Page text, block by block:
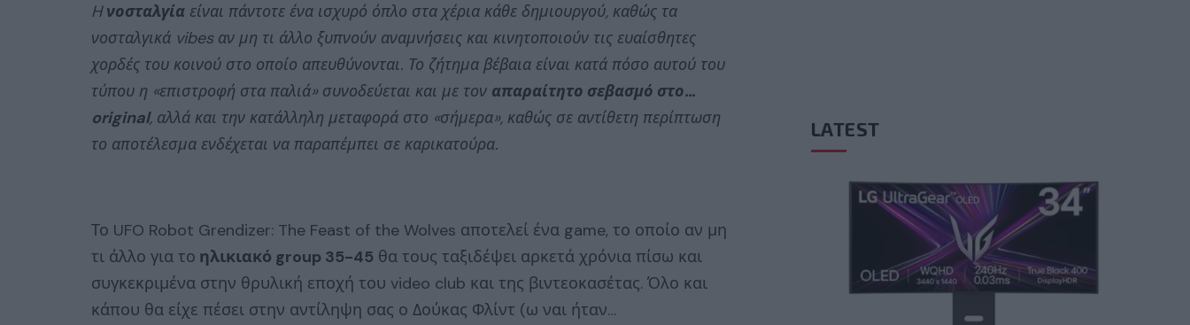
Hνοσταλγία είναι πάντοτε ένα ισχυρό όπλο στα χέρια κάθε δημιουργού, καθώς τα
νοσταλγικά vibes αν μη τι άλλο ξυπνούν αναμνήσεις και κινητοποιούν τις ευαίσθητες
χορδές του κοινού στο οποίο απευθύνονται. Το ζήτημα βέβαια είναι κατά πόσο αυτού του
τύπου η «επιστροφή στα παλιά» συνοδεύεται και με τον απαραίτητο σεβασμό στο…
original, αλλά και την κατάλληλη μεταφορά στο «σήμερα», καθώς σε αντίθετη περίπτωση
το αποτέλεσμα ενδέχεται να παραπέμπει σε καρικατούρα.
Το UFO Robot Grendizer: The Feast of the Wolves αποτελεί ένα game, το οποίο αν μη
τι άλλο για το ηλικιακό group 35-45 θα τους ταξιδέψει αρκετά χρόνια πίσω και
συγκεκριμένα στην θρυλική εποχή του video club και της βιντεοκασέτας. Όλο και
κάπου θα είχε πέσει στην αντίληψη σας ο Δούκας Φλίντ (ω ναι ήταν…
LATEST